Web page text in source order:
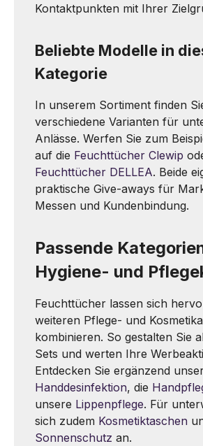
Kontaktpunkten mit Ihrer
Beliebte Modelle in
Kategorie
In unserem Sortiment finden
verschiedene Varianten für
Anlässe. Werfen Sie zum
auf die Feuchttücher Clewip
Feuchttücher DELLEA. Beide
praktische Give-aways für
Messen und Kundenbindung.
Passende
Hygiene- und
Feuchttücher lassen sich
weiteren Pflege- und
kombinieren. So gestalten Sie
Sets und werten Ihre
Entdecken Sie ergänzend
Handdesinfektion, die
unsere Lippenpflege. Für
sich zudem Kosmetiktaschen
Sonnenschutz an.